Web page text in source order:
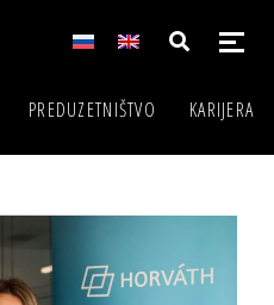
PREDUZETNIŠTVO KARIJERA